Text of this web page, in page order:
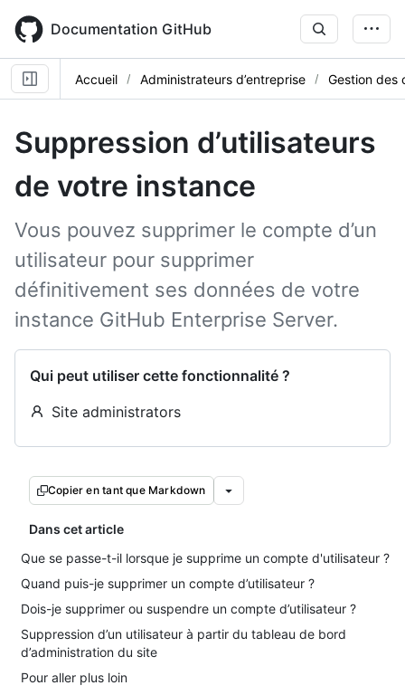
main
content
Documentation GitHub
Accueil Administrateurs d’entreprise Gestion des
Suppression d’utilisateurs
de votre instance
Vous pouvez supprimer le compte d’un
utilisateur pour supprimer
définitivement ses données de votre
instance GitHub Enterprise Server.
Qui peut utiliser cette fonctionnalité ?
Site administrators
Copier en tant que Markdown
Dans cet article
Que se passe-t-il lorsque je supprime un compte d'utilisateur ?
Quand puis-je supprimer un compte d’utilisateur ?
Dois-je supprimer ou suspendre un compte d’utilisateur ?
Suppression d’un utilisateur à partir du tableau de bord
d’administration du site
Pour aller plus loin